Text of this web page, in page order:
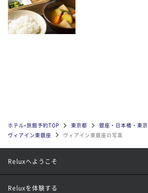
ホテル•旅館予約TOP 東京都
銀座・日本橋・東
ヴィアイン東銀座
ヴィアイン東銀座の写真
Reluxへようこそ
Reluxを体験する